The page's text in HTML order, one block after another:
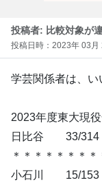
投稿者: 比較対象が
投稿日時：2023年 03月
学芸関係者は、
2023年度東大現
日比谷 33/314
＊＊＊＊＊＊＊
小石川 15/153